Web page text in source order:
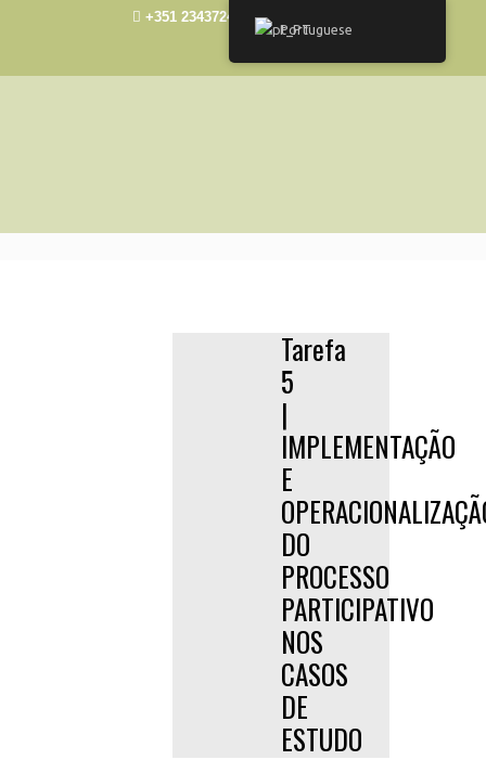
+351 234372492
Tarefa
5
|
IMPLEMENTAÇÃO
E
DO
PROCESSO
PARTICIPATIVO
NOS
CASOS
DE
ESTUDO
Portuguese